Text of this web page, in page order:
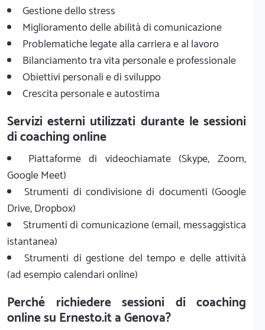
Gestione dello stress
Miglioramento delle abilità di comunicazione
Problematiche legate alla carriera e al lavoro
Bilanciamento tra vita personale e professionale
Obiettivi personali e di sviluppo
Crescita personale e autostima
Servizi esterni utilizzati durante le sessioni
di coaching online
Piattaforme di videochiamate (Skype, Zoom,
Google Meet)
Strumenti di condivisione di documenti (Google
Drive, Dropbox)
Strumenti di comunicazione (email, messaggistica
istantanea)
Strumenti di gestione del tempo e delle attività
(ad esempio calendari online)
Perché richiedere sessioni di coaching
online su Ernesto.it a Genova?